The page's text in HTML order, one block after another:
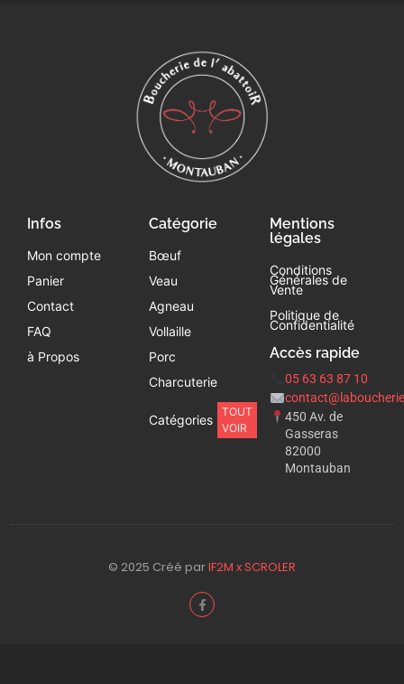
Infos
Mon compte
Panier
Contact
FAQ
à Propos
Catégorie
Bœuf
Veau
Agneau
Vollaille
Porc
Charcuterie
Catégories
TOUT
VOIR
Mentions
légales
Conditions
Générales de
Vente
Politique de
Confidentialité
Accès rapide
05 63 63 87 10
450 Av. de
Gasseras
82000
Montauban
© 2025 Créé parIF2M x SCROLER